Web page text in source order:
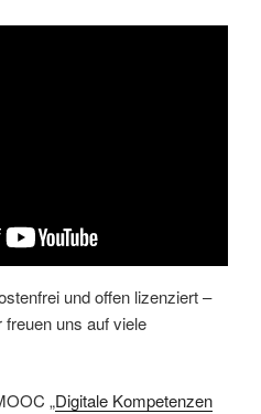
und offen lizenziert –
uns auf viele
„Digitale Kompetenzen